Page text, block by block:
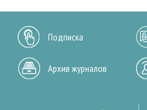
Подписка
Архив журналов